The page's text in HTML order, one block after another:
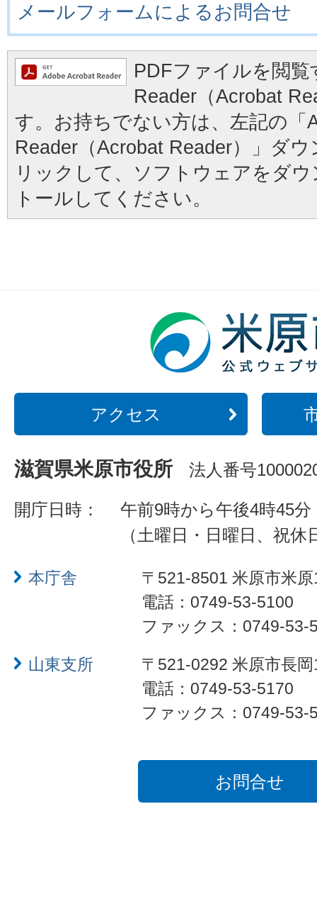
メールフォームによるお問合せ
PDFファイルを閲
Reader（Acrobat
す。お持ちでない方は、左記の「
Reader（Acrobat Reader）」ダ
リックして、ソフトウェアをダ
トールしてください。
アクセス
滋賀県米原市役所 法人番号
開庁日時：
午前9時から午後4時45分
（土曜日・日曜日、祝
本庁舎
〒521-8501 米原市米
電話：0749-53-5100
ファックス：0749-53-
山東支所
〒521-0292 米原市長
電話：0749-53-5170
ファックス：0749-53-
お問合せ